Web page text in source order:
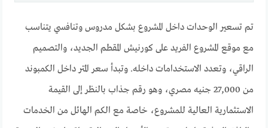
تم تسعير الوحدات داخل المشروع بشكل مدروس وتنافسي يتناسب
مع موقع المشروع الفريد على كورنيش المقطم الجديد، والتصميم
الراقي، وتعدد الاستخدامات داخله. وتبدأ سعر المتر داخل الكمبوند
من 27,000 جنيه مصري، وهو رقم جذاب بالنظر إلى القيمة
الاستثمارية العالية للمشروع، خاصة مع الكم الهائل من الخدمات